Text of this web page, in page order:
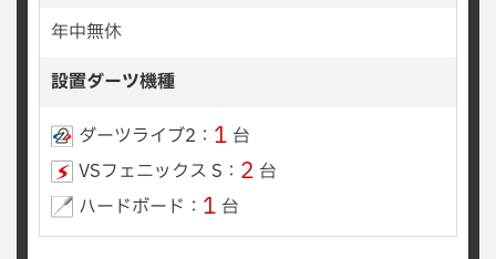
年中無休
設置ダーツ機種
ダーツライブ2： 1 台
VSフェニックス S： 2 台
ハードボード： 1 台